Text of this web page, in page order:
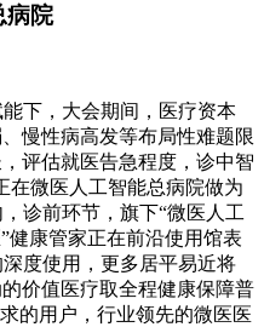
病院
下，大会期间，医疗资本
慢性病高发等布局性难题限
评估就医告急程度，诊中智
在微医人工智能总病院做为
诊前环节，旗下“微医人工
健康管家正在前沿使用馆表
度使用，更多居平易近将
价值医疗取全程健康保障普
的用户，行业领先的微医医